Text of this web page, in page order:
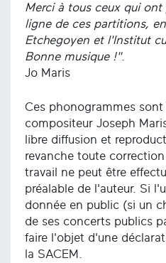
Merci à tous ceux qui
ligne de ces partitions,
Etchegoyen et l'Institut
Bonne musique !".
Jo Maris
Ces phonogrammes
compositeur Joseph
libre diffusion et
revanche toute
travail ne peut être
préalable de l'auteur. Si
donnée en public (si un
de ses concerts publics
faire l'objet d'une
la SACEM.